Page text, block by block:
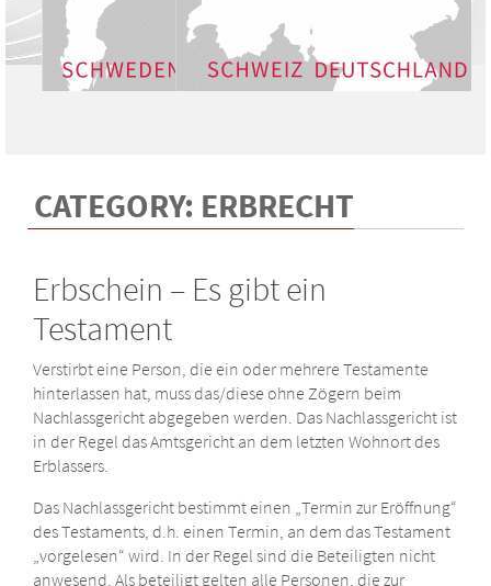
CATEGORY: ERBRECHT
Erbschein – Es gibt ein
Testament
Verstirbt eine Person, die ein oder mehrere Testamente
hinterlassen hat, muss das/diese ohne Zögern beim
Nachlassgericht abgegeben werden. Das Nachlassgericht ist
in der Regel das Amtsgericht an dem letzten Wohnort des
Erblassers.
Das Nachlassgericht bestimmt einen „Termin zur Eröffnung“
des Testaments, d.h. einen Termin, an dem das Testament
„vorgelesen“ wird. In der Regel sind die Beteiligten nicht
anwesend. Als beteiligt gelten alle Personen, die zur